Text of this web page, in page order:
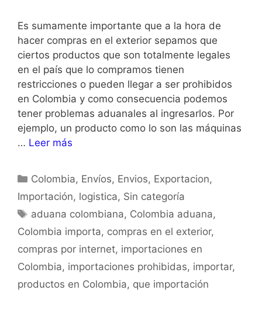
Es sumamente importante que a la hora de
hacer compras en el exterior sepamos que
ciertos productos que son totalmente legales
en el país que lo compramos tienen
restricciones o pueden llegar a ser prohibidos
en Colombia y como consecuencia podemos
tener problemas aduanales al ingresarlos. Por
ejemplo, un producto como lo son las máquinas
… Leer más
Colombia, Envíos, Envios, Exportacion,
Importación, logistica, Sin categoría
aduana colombiana, Colombia aduana,
Colombia importa, compras en el exterior,
compras por internet, importaciones en
Colombia, importaciones prohibidas, importar,
productos en Colombia, que importación